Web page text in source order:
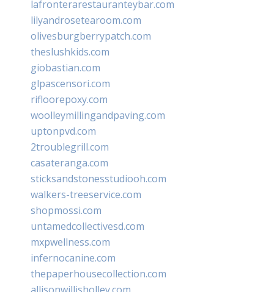
lafronterarestauranteybar.com
lilyandrosetearoom.com
olivesburgberrypatch.com
theslushkids.com
giobastian.com
glpascensori.com
rifloorepoxy.com
woolleymillingandpaving.com
uptonpvd.com
2troublegrill.com
casateranga.com
sticksandstonesstudiooh.com
walkers-treeservice.com
shopmossi.com
untamedcollectivesd.com
mxpwellness.com
infernocanine.com
thepaperhousecollection.com